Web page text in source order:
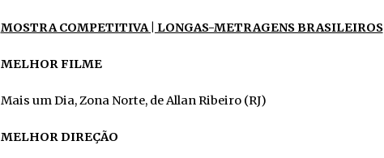
MOSTRA COMPETITIVA | LONGAS-METRAGENS BRASILEIROS
MELHOR FILME
Mais um Dia, Zona Norte, de Allan Ribeiro (RJ)
MELHOR DIREÇÃO